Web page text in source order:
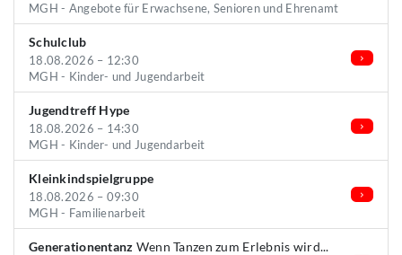
MGH - Angebote für Erwachsene, Senioren und Ehrenamt
Schulclub
18.08.2026 – 12:30
MGH - Kinder- und Jugendarbeit
Jugendtreff Hype
18.08.2026 – 14:30
MGH - Kinder- und Jugendarbeit
Kleinkindspielgruppe
18.08.2026 – 09:30
MGH - Familienarbeit
Generationentanz Wenn Tanzen zum Erlebnis wird...